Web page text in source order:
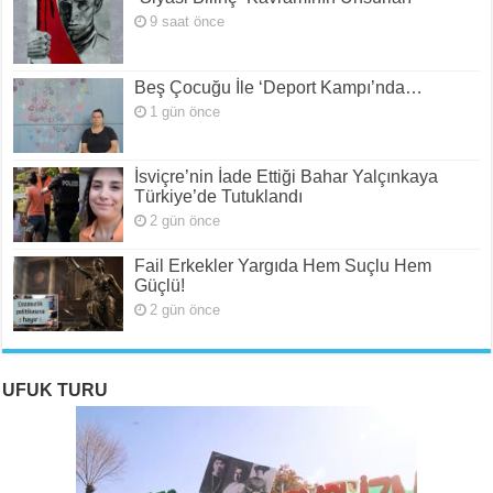
9 saat önce
Beş Çocuğu İle ‘Deport Kampı’nda…
1 gün önce
İsviçre’nin İade Ettiği Bahar Yalçınkaya
Türkiye’de Tutuklandı
2 gün önce
Fail Erkekler Yargıda Hem Suçlu Hem
Güçlü!
2 gün önce
UFUK TURU